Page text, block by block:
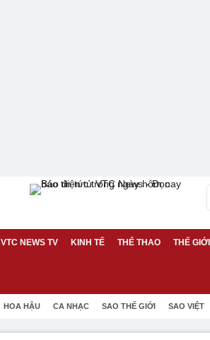
VTC NEWS TV KINH TẾ THỂ THAO THẾ GIỚI
HOA HẬU CA NHẠC SAO THẾ GIỚI SAO VIỆT